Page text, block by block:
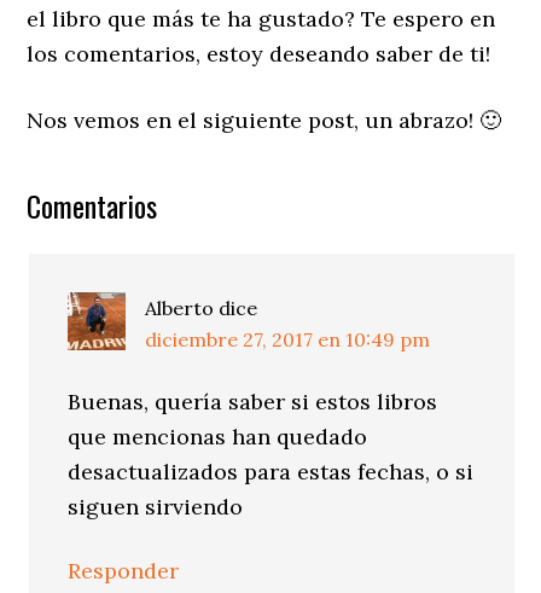
el libro que más te ha gustado? Te espero en
los comentarios, estoy deseando saber de ti!
Nos vemos en el siguiente post, un abrazo! 🙂
Comentarios
Alberto dice
diciembre 27, 2017 en 10:49 pm
Buenas, quería saber si estos libros
que mencionas han quedado
desactualizados para estas fechas, o si
siguen sirviendo
Responder